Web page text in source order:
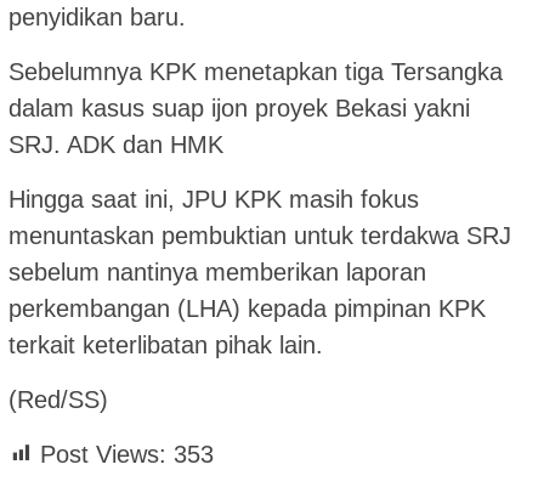
penyidikan baru.
Sebelumnya KPK menetapkan tiga Tersangka
dalam kasus suap ijon proyek Bekasi yakni
SRJ. ADK dan HMK
Hingga saat ini, JPU KPK masih fokus
menuntaskan pembuktian untuk terdakwa SRJ
sebelum nantinya memberikan laporan
perkembangan (LHA) kepada pimpinan KPK
terkait keterlibatan pihak lain.
(Red/SS)
Post Views: 353